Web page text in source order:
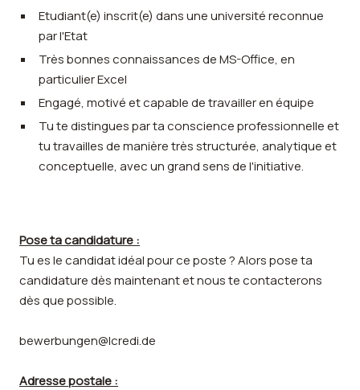
Etudiant(e) inscrit(e) dans une université reconnue
par l'Etat
Très bonnes connaissances de MS-Office, en
particulier Excel
Engagé, motivé et capable de travailler en équipe
Tu te distingues par ta conscience professionnelle et
tu travailles de manière très structurée, analytique et
conceptuelle, avec un grand sens de l'initiative.
Pose ta candidature :
Tu es le candidat idéal pour ce poste ? Alors pose ta
candidature dès maintenant et nous te contacterons
dès que possible.
bewerbungen@lcredi.de
Adresse postale :